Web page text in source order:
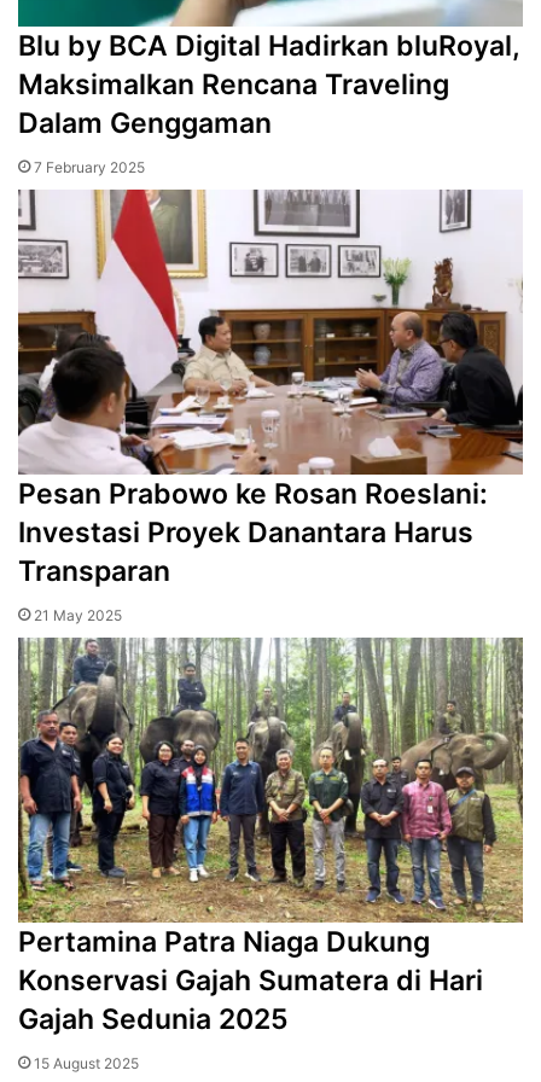
Blu by BCA Digital Hadirkan bluRoyal,
Maksimalkan Rencana Traveling
Dalam Genggaman
7 February 2025
Pesan Prabowo ke Rosan Roeslani:
Investasi Proyek Danantara Harus
Transparan
21 May 2025
Pertamina Patra Niaga Dukung
Konservasi Gajah Sumatera di Hari
Gajah Sedunia 2025
15 August 2025